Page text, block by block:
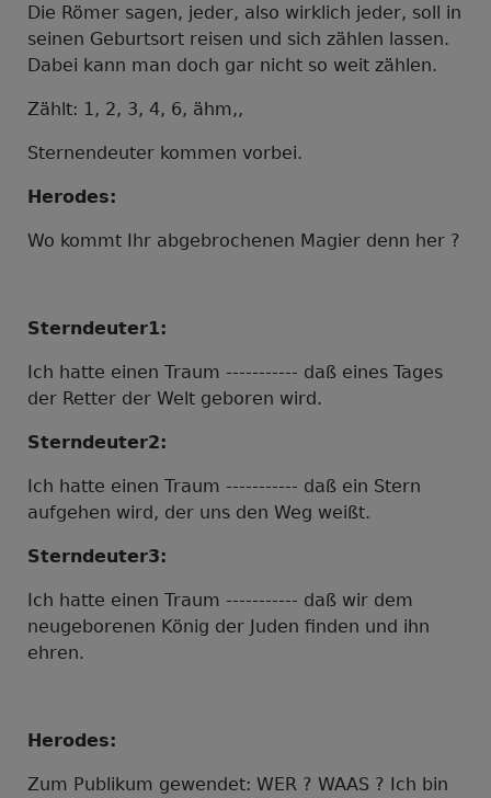
Die Römer sagen, jeder, also wirklich jeder, soll in
seinen Geburtsort reisen und sich zählen lassen.
Dabei kann man doch gar nicht so weit zählen.
Zählt: 1, 2, 3, 4, 6, ähm,,
Sternendeuter kommen vorbei.
Herodes:
Wo kommt Ihr abgebrochenen Magier denn her ?
Sterndeuter1:
Ich hatte einen Traum ----------- daß eines Tages
der Retter der Welt geboren wird.
Sterndeuter2:
Ich hatte einen Traum ----------- daß ein Stern
aufgehen wird, der uns den Weg weißt.
Sterndeuter3:
Ich hatte einen Traum ----------- daß wir dem
neugeborenen König der Juden finden und ihn
ehren.
Herodes:
Zum Publikum gewendet: WER ? WAAS ? Ich bin